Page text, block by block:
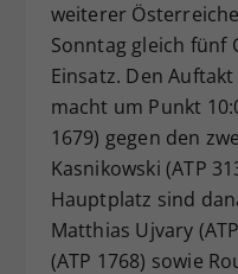
weiterer
Sonntag gleich fünf
Einsatz. Den
macht um Punkt
1679) gegen den
Kasnikowski (ATP
Hauptplatz sind
Matthias Ujvary
(ATP 1768) sowie